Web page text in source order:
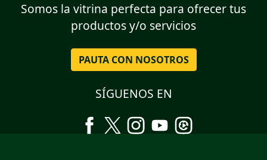
Somos la vitrina perfecta para ofrecer tus
productos y/o servicios
PAUTA CON NOSOTROS
SÍGUENOS EN